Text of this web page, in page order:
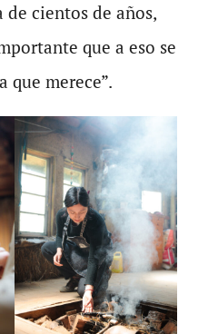
cientos de años,
que a eso se
que merece”.